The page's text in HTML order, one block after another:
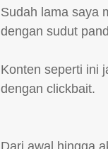
Sudah lama saya
dengan sudut
Konten seperti ini
dengan clickbait.